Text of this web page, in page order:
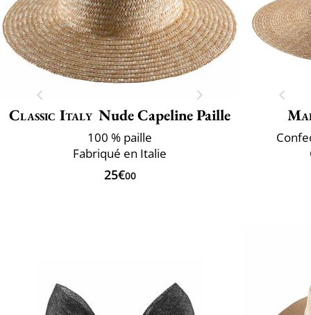
Classic Italy Nude Capeline Paille
100 % paille
Fabriqué en Italie
25€00